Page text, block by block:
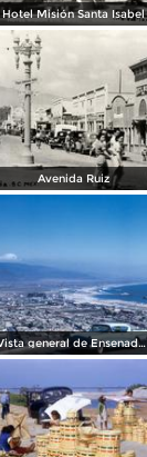
Hotel Misión Santa Isabel
Avenida Ruiz
Vista general de Ensenada (1960)